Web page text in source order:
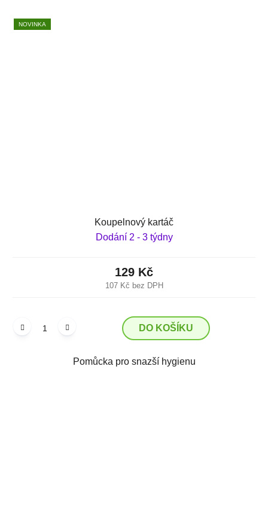
NOVINKA
Koupelnový kartáč
Dodání 2 - 3 týdny
107 Kč bez DPH
129 Kč
DO KOŠÍKU
Pomůcka pro snazší hygienu